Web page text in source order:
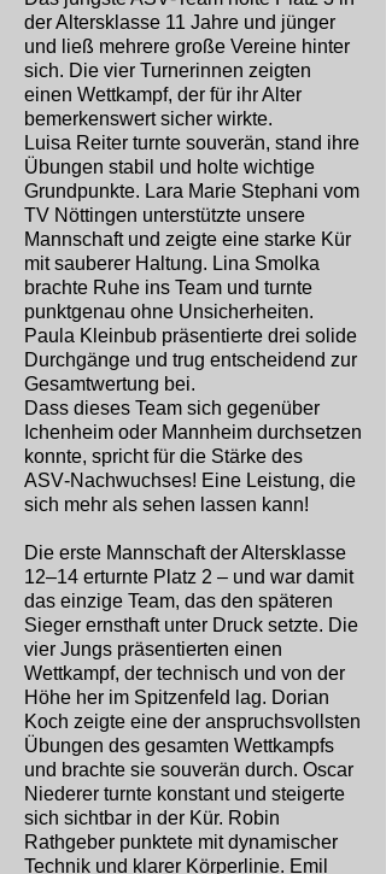
der Altersklasse 11 Jahre und jünger
und ließ mehrere große Vereine hinter
sich. Die vier Turnerinnen zeigten
einen Wettkampf, der für ihr Alter
bemerkenswert sicher wirkte.
Luisa Reiter turnte souverän, stand ihre
Übungen stabil und holte wichtige
Grundpunkte. Lara Marie Stephani vom
TV Nöttingen unterstützte unsere
Mannschaft und zeigte eine starke Kür
mit sauberer Haltung. Lina Smolka
brachte Ruhe ins Team und turnte
punktgenau ohne Unsicherheiten.
Paula Kleinbub präsentierte drei solide
Durchgänge und trug entscheidend zur
Gesamtwertung bei.
Dass dieses Team sich gegenüber
Ichenheim oder Mannheim durchsetzen
konnte, spricht für die Stärke des
ASV‑Nachwuchses! Eine Leistung, die
sich mehr als sehen lassen kann!
Die erste Mannschaft der Altersklasse
12–14 erturnte Platz 2 – und war damit
das einzige Team, das den späteren
Sieger ernsthaft unter Druck setzte. Die
vier Jungs präsentierten einen
Wettkampf, der technisch und von der
Höhe her im Spitzenfeld lag. Dorian
Koch zeigte eine der anspruchsvollsten
Übungen des gesamten Wettkampfs
und brachte sie souverän durch. Oscar
Niederer turnte konstant und steigerte
sich sichtbar in der Kür. Robin
Rathgeber punktete mit dynamischer
Technik und klarer Körperlinie. Emil